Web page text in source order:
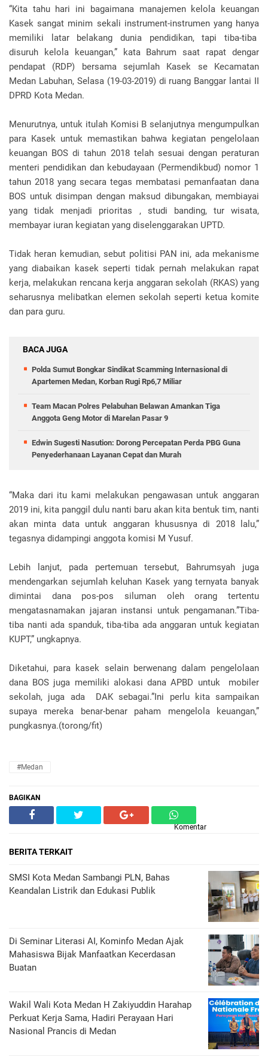
“Kita tahu hari ini bagaimana manajemen kelola keuangan
Kasek sangat minim sekali instrument-instrumen yang hanya
memiliki latar belakang dunia pendidikan, tapi tiba-tiba
disuruh kelola keuangan,” kata Bahrum saat rapat dengar
pendapat (RDP) bersama sejumlah Kasek se Kecamatan
Medan Labuhan, Selasa (19-03-2019) di ruang Banggar lantai II
DPRD Kota Medan.
Menurutnya, untuk itulah Komisi B selanjutnya mengumpulkan
para Kasek untuk memastikan bahwa kegiatan pengelolaan
keuangan BOS di tahun 2018 telah sesuai dengan peraturan
menteri pendidikan dan kebudayaan (Permendikbud) nomor 1
tahun 2018 yang secara tegas membatasi pemanfaatan dana
BOS untuk disimpan dengan maksud dibungakan, membiayai
yang tidak menjadi prioritas , studi banding, tur wisata,
membayar iuran kegiatan yang diselenggarakan UPTD.
Tidak heran kemudian, sebut politisi PAN ini, ada mekanisme
yang diabaikan kasek seperti tidak pernah melakukan rapat
kerja, melakukan rencana kerja anggaran sekolah (RKAS) yang
seharusnya melibatkan elemen sekolah seperti ketua komite
dan para guru.
BACA JUGA
Polda Sumut Bongkar Sindikat Scamming Internasional di
Apartemen Medan, Korban Rugi Rp6,7 Miliar
Team Macan Polres Pelabuhan Belawan Amankan Tiga
Anggota Geng Motor di Marelan Pasar 9
Edwin Sugesti Nasution: Dorong Percepatan Perda PBG Guna
Penyederhanaan Layanan Cepat dan Murah
“Maka dari itu kami melakukan pengawasan untuk anggaran
2019 ini, kita panggil dulu nanti baru akan kita bentuk tim, nanti
akan minta data untuk anggaran khususnya di 2018 lalu,”
tegasnya didampingi anggota komisi M Yusuf.
Lebih lanjut, pada pertemuan tersebut, Bahrumsyah juga
mendengarkan sejumlah keluhan Kasek yang ternyata banyak
dimintai dana pos-pos siluman oleh orang tertentu
mengatasnamakan jajaran instansi untuk pengamanan.”Tiba-
tiba nanti ada spanduk, tiba-tiba ada anggaran untuk kegiatan
KUPT,” ungkapnya.
Diketahui, para kasek selain berwenang dalam pengelolaan
dana BOS juga memiliki alokasi dana APBD untuk mobiler
sekolah, juga ada DAK sebagai.”Ini perlu kita sampaikan
supaya mereka benar-benar paham mengelola keuangan,”
pungkasnya.(torong/fit)
#Medan
BAGIKAN
Komentar
BERITA TERKAIT
SMSI Kota Medan Sambangi PLN, Bahas
Keandalan Listrik dan Edukasi Publik
Di Seminar Literasi AI, Kominfo Medan Ajak
Mahasiswa Bijak Manfaatkan Kecerdasan
Buatan
Wakil Wali Kota Medan H Zakiyuddin Harahap
Perkuat Kerja Sama, Hadiri Perayaan Hari
Nasional Prancis di Medan